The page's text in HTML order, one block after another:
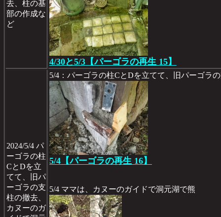
去、柱の基
部の作成な
ど
4/30と5/3【パーゴラの再生 15】
2024/5/4 パ
ーゴラの柱
CとDを立
てて、旧パ
ーゴラの支
柱の撤去、
カヌーのガ
5/4：パーゴラの柱CとDを立てて、旧パーゴラ
5/4【パーゴラの再生 16】
5/4 ママは、カヌーのガイドで洞元湖で熊